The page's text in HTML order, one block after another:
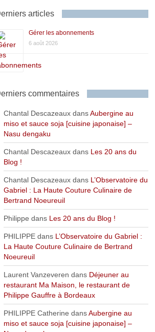
articles
Gérer les abonnements
6 août 2026
commentaires
Chantal DescazeauxdansAubergine au
miso et sauce soja [cuisine japonaise] –
Nasu dengaku
Chantal Descazeauxdans Les 20 ans du
Blog !
Chantal Descazeauxdans L’Observatoire du
Gabriel : La Haute Couture Culinaire de
Bertrand Noeureuil
Philippe dans Les 20 ans du Blog !
PHILIPPEdans L’Observatoire du Gabriel :
La Haute Couture Culinaire de Bertrand
Noeureuil
Laurent Vanzeveren dans Déjeuner au
restaurant Ma Maison, le restaurant de
Philippe Gauffre à Bordeaux
PHILIPPE Catherine dansAubergine au
miso et sauce soja [cuisine japonaise] –